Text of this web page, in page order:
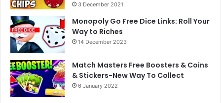
3 December 2021
Monopoly Go Free Dice Links: Roll Your
Way to Riches
14 December 2023
Match Masters Free Boosters & Coins
& Stickers-New Way To Collect
6 January 2022